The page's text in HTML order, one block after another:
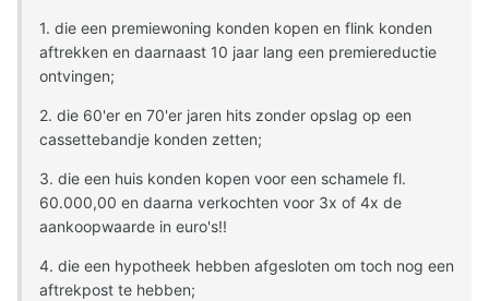
1. die een premiewoning konden kopen en flink konden
aftrekken en daarnaast 10 jaar lang een premiereductie
ontvingen;
2. die 60'er en 70'er jaren hits zonder opslag op een
cassettebandje konden zetten;
3. die een huis konden kopen voor een schamele fl.
60.000,00 en daarna verkochten voor 3x of 4x de
aankoopwaarde in euro's!!
4. die een hypotheek hebben afgesloten om toch nog een
aftrekpost te hebben;